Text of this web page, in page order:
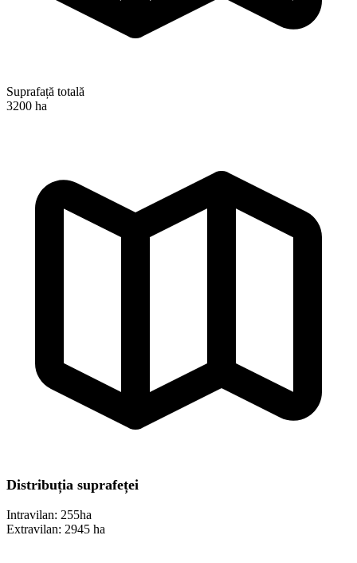
Suprafață totală
3200 ha
Distribuția suprafeței
Intravilan: 255ha
Extravilan: 2945 ha